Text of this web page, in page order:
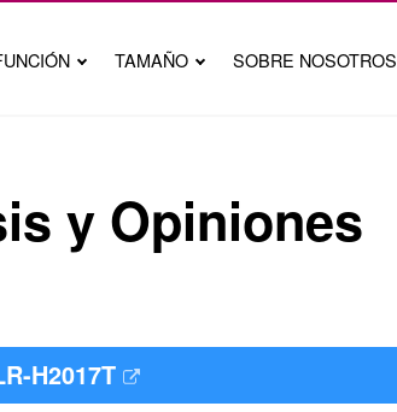
TAMAÑO SOBRE NOSOTROS
y Opiniones
H2017T